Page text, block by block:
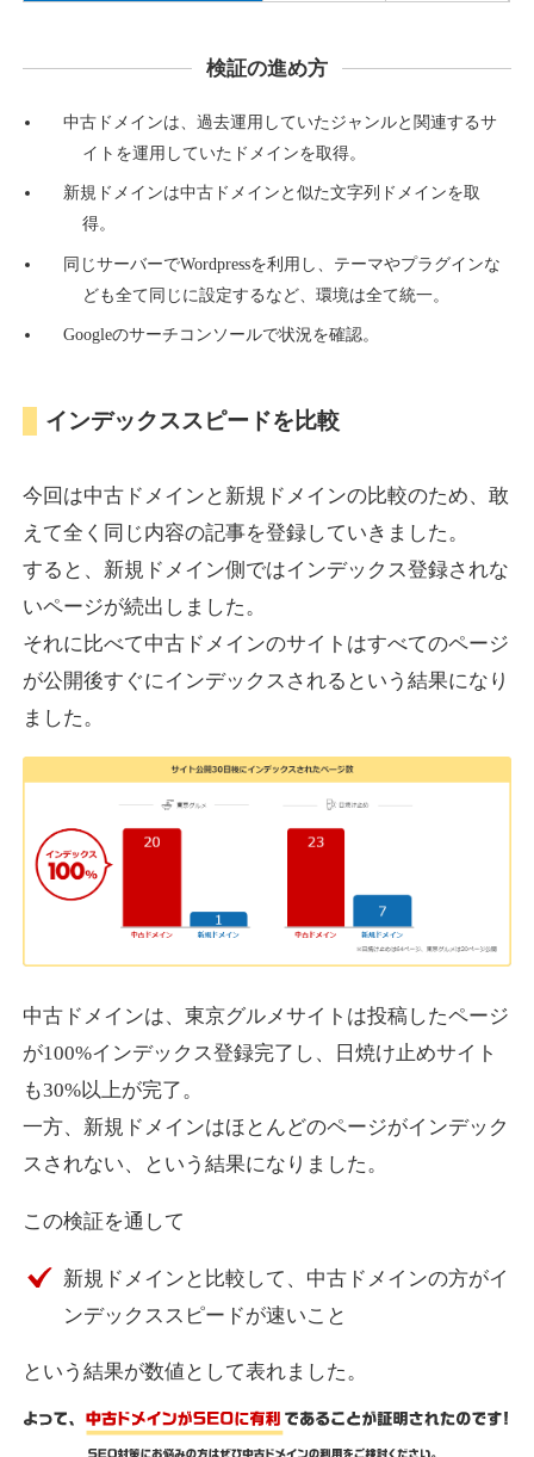
詳細を見る
countdown-x.com
ジャンル その他
39 外部リンク数479 ドメイン年齢
10,800円
詳細を見る
campus-web.jp
DA 38 外部リンク数 1151 ドメイン年齢
詳細を見る
designcrave.com
ジャンル
DA38
詳細を見る
actagainstaids.com
ジャンルその他
DA38 外部リンク数527 ドメイン年齢26年
10,800円 入札 0件
詳細を見る
express-soft.com
DA38 外部リンク数
10,800円 入札 0件
fukuoka-marathon.com
検証の進め方
中古ドメインは、過去運用していたジャンルと関連するサ
イトを運用していたドメインを取得。
新規ドメインは中古ドメインと似た文字列ドメインを取
得。
同じサーバーでWordpressを利用し、テーマやプラグインな
ども全て同じに設定するなど、環境は全て統一。
Googleのサーチコンソールで状況を確認。
インデックススピードを比較
今回は中古ドメインと新規ドメインの比較のため、敢
えて全く同じ内容の記事を登録していきました。
すると、新規ドメイン側ではインデックス登録されな
いページが続出しました。
それに比べて中古ドメインのサイトはすべてのページ
が公開後すぐにインデックスされるという結果になり
ました。
中古ドメインは、東京グルメサイトは投稿したページ
が100%インデックス登録完了し、日焼け止めサイト
も30%以上が完了。
一方、新規ドメインはほとんどのページがインデック
スされない、という結果になりました。
この検証を通して
新規ドメインと比較して、中古ドメインの方がイ
ンデックススピードが速いこと
という結果が数値として表れました。